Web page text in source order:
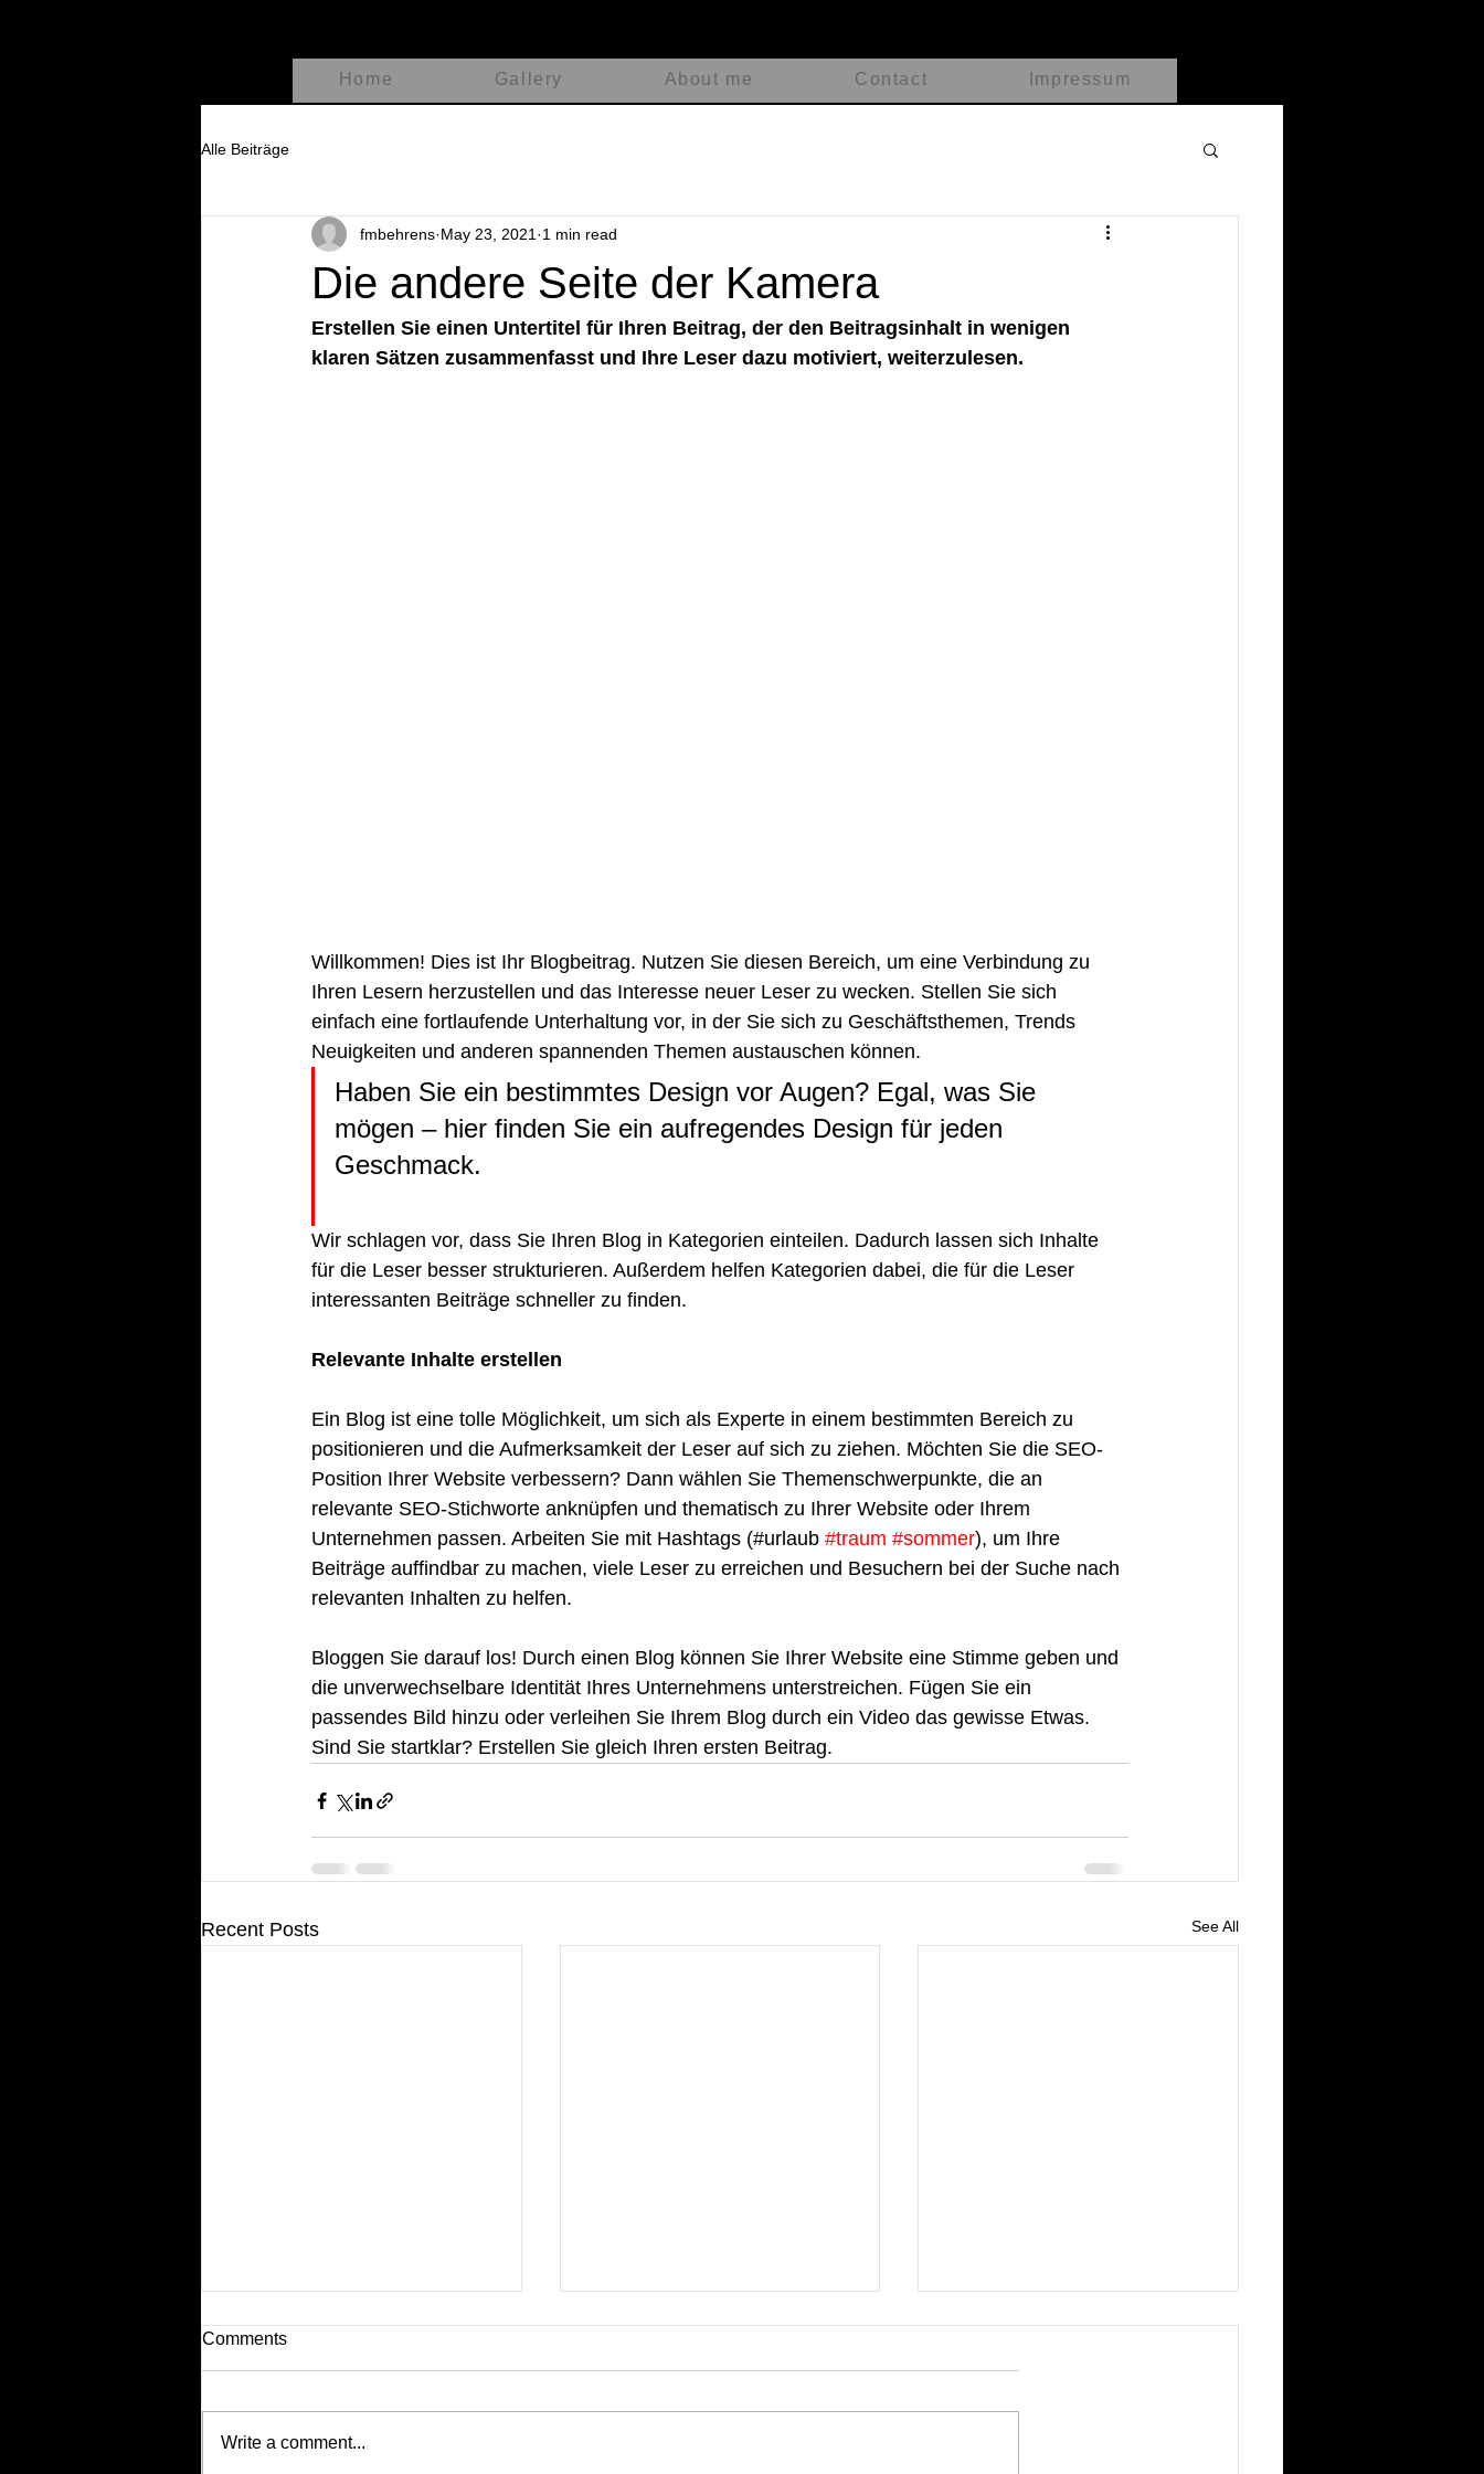
Home Gallery About me Contact Impressum
Alle Beiträge
Die andere Seite der Kamera
fmbehrens May 23, 2021 1 min read
Erstellen Sie einen Untertitel für Ihren Beitrag, der den Beitragsinhalt in wenigen
klaren Sätzen zusammenfasst und Ihre Leser dazu motiviert, weiterzulesen.
Willkommen! Dies ist Ihr Blogbeitrag. Nutzen Sie diesen Bereich, um eine Verbindung zu
Ihren Lesern herzustellen und das Interesse neuer Leser zu wecken. Stellen Sie sich
einfach eine fortlaufende Unterhaltung vor, in der Sie sich zu Geschäftsthemen, Trends
Neuigkeiten und anderen spannenden Themen austauschen können.
Haben Sie ein bestimmtes Design vor Augen? Egal, was Sie
mögen – hier finden Sie ein aufregendes Design für jeden
Geschmack.
Wir schlagen vor, dass Sie Ihren Blog in Kategorien einteilen. Dadurch lassen sich Inhalte
für die Leser besser strukturieren. Außerdem helfen Kategorien dabei, die für die Leser
interessanten Beiträge schneller zu finden.
Relevante Inhalte erstellen
Ein Blog ist eine tolle Möglichkeit, um sich als Experte in einem bestimmten Bereich zu
positionieren und die Aufmerksamkeit der Leser auf sich zu ziehen. Möchten Sie die SEO-
Position Ihrer Website verbessern? Dann wählen Sie Themenschwerpunkte, die an
relevante SEO-Stichworte anknüpfen und thematisch zu Ihrer Website oder Ihrem
Unternehmen passen. Arbeiten Sie mit Hashtags (#urlaub #traum #sommer), um Ihre
Beiträge auffindbar zu machen, viele Leser zu erreichen und Besuchern bei der Suche nach
relevanten Inhalten zu helfen.
Bloggen Sie darauf los! Durch einen Blog können Sie Ihrer Website eine Stimme geben und
die unverwechselbare Identität Ihres Unternehmens unterstreichen. Fügen Sie ein
passendes Bild hinzu oder verleihen Sie Ihrem Blog durch ein Video das gewisse Etwas.
Sind Sie startklar? Erstellen Sie gleich Ihren ersten Beitrag.
Recent Posts See All
Comments
Write a comment...